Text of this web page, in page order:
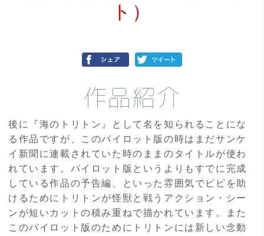
ト）
作品紹介
後に『海のトリトン』として名を知られることにな
る作品ですが、このパイロット版の時はまだサンケ
イ新聞に連載されていた時のままのタイトルが使わ
れています。パイロット版というよりもすでに完成
している作品の予告編、といった雰囲気でピピを助
けるためにトリトンが怪獣と戦うアクション・シー
ンが短いカットの積み重ねで描かれています。また
このパイロット版のためにトリトンには新しい念動